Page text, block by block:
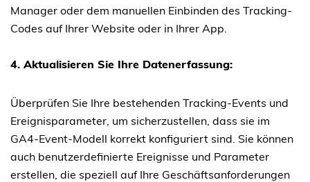
Manager oder dem manuellen Einbinden des Tracking-
Codes auf Ihrer Website oder in Ihrer App.
4. Aktualisieren Sie Ihre Datenerfassung:
Überprüfen Sie Ihre bestehenden Tracking-Events und
Ereignisparameter, um sicherzustellen, dass sie im
GA4-Event-Modell korrekt konfiguriert sind. Sie können
auch benutzerdefinierte Ereignisse und Parameter
erstellen, die speziell auf Ihre Geschäftsanforderungen